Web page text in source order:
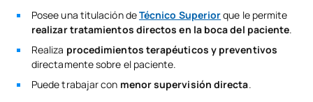
Posee una titulación deTécnico Superiorque le permite
realizar tratamientos directos en la boca del paciente.
Realiza procedimientos terapéuticos y preventivos
directamente sobre el paciente.
Puede trabajar con menor supervisión directa.